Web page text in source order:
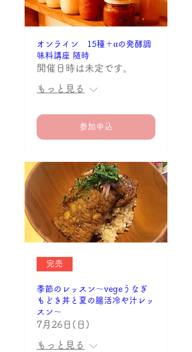
オンライン 15種＋αの発酵調
味料講座 随時
開催日時は未定です。
もっと見る
参加申込
完売
季節のレッスン〜vegeうなぎ
もどき丼と夏の腸活冷や汁レッ
スン〜
7月26日(日)
もっと見る